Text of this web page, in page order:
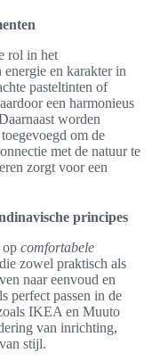
rol in het
en karakter in
pasteltinten of
een harmonieus
worden
om de
met de natuur te
zorgt voor een
principes
op comfortabele
die zowel praktisch als
naar eenvoud en
perfect passen in de
IKEA en Muuto
van inrichting,
stijl.